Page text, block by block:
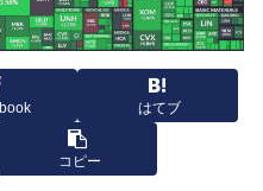
はてブ
コピー